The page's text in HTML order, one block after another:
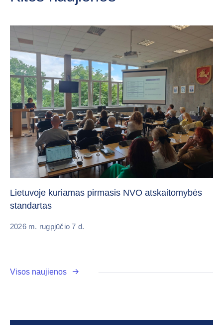
Lietuvoje kuriamas pirmasis NVO atskaitomybės
standartas
2026 m. rugpjūčio 7 d.
Visos naujienos